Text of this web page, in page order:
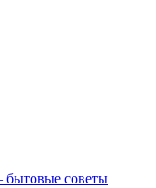
бытовые советы